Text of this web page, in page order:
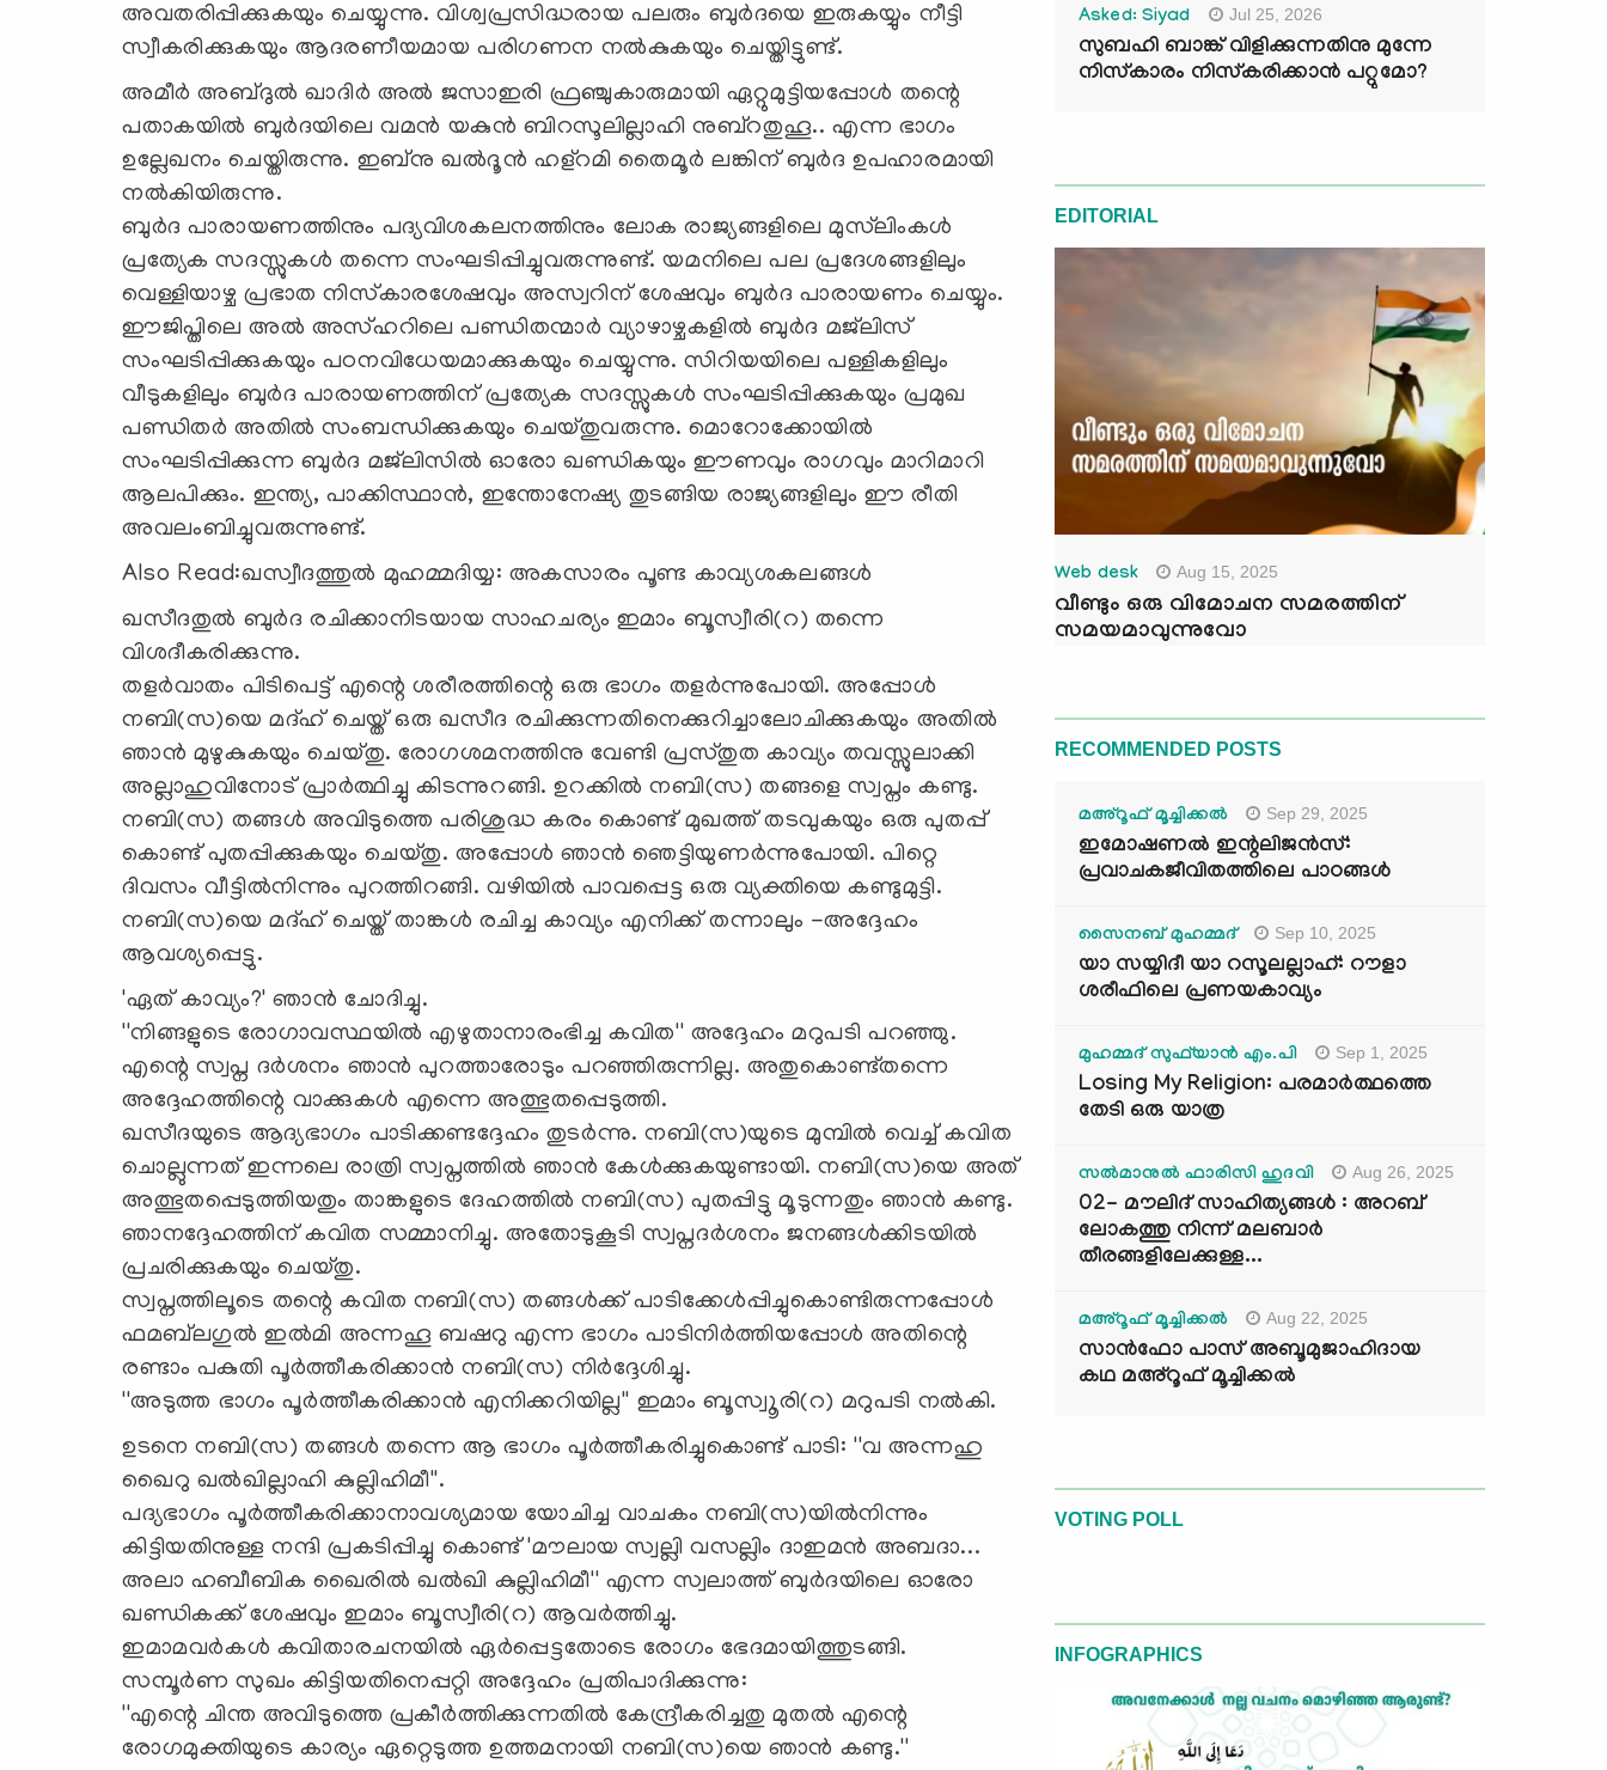
അവതരിപ്പിക്കുകയും ചെയ്യുന്നു. വിശ്വപ്രസിദ്ധരായ പലരും ബുര്‍ദയെ ഇരുകയ്യും നീട്ടി
സ്വീകരിക്കുകയും ആദരണീയമായ പരിഗണന നല്‍കുകയും ചെയ്തിട്ടുണ്ട്.
അമീര്‍ അബ്ദുല്‍ ഖാദിര്‍ അല്‍ ജസാഇരി ഫ്രഞ്ചുകാരുമായി ഏറ്റുമുട്ടിയപ്പോള്‍ തന്റെ
പതാകയില്‍ ബുര്‍ദയിലെ വമന്‍ യകുന്‍ ബിറസൂലില്ലാഹി നുബ്‌റതുഹൂ.. എന്ന ഭാഗം
ഉല്ലേഖനം ചെയ്തിരുന്നു. ഇബ്‌നു ഖല്‍ദൂന്‍ ഹള്‌റമി തൈമൂര്‍ ലങ്കിന് ബുര്‍ദ ഉപഹാരമായി
നല്‍കിയിരുന്നു.
ബുര്‍ദ പാരായണത്തിനും പദ്യവിശകലനത്തിനും ലോക രാജ്യങ്ങളിലെ മുസ്‌ലിംകള്‍
പ്രത്യേക സദസ്സുകള്‍ തന്നെ സംഘടിപ്പിച്ചുവരുന്നുണ്ട്. യമനിലെ പല പ്രദേശങ്ങളിലും
വെള്ളിയാഴ്ച പ്രഭാത നിസ്‌കാരശേഷവും അസ്വറിന് ശേഷവും ബുര്‍ദ പാരായണം ചെയ്യും.
ഈജിപ്തിലെ അല്‍ അസ്ഹറിലെ പണ്ഡിതന്മാര്‍ വ്യാഴാഴ്ചകളില്‍ ബുര്‍ദ മജ്‌ലിസ്
സംഘടിപ്പിക്കുകയും പഠനവിധേയമാക്കുകയും ചെയ്യുന്നു. സിറിയയിലെ പള്ളികളിലും
വീടുകളിലും ബുര്‍ദ പാരായണത്തിന് പ്രത്യേക സദസ്സുകള്‍ സംഘടിപ്പിക്കുകയും പ്രമുഖ
പണ്ഡിതര്‍ അതില്‍ സംബന്ധിക്കുകയും ചെയ്തുവരുന്നു. മൊറോക്കോയില്‍
സംഘടിപ്പിക്കുന്ന ബുര്‍ദ മജ്‌ലിസില്‍ ഓരോ ഖണ്ഡികയും ഈണവും രാഗവും മാറിമാറി
ആലപിക്കും. ഇന്ത്യ, പാക്കിസ്ഥാന്‍, ഇന്തോനേഷ്യ തുടങ്ങിയ രാജ്യങ്ങളിലും ഈ രീതി
അവലംബിച്ചുവരുന്നുണ്ട്.
Also Read:ഖസ്വീദത്തുൽ മുഹമ്മദിയ്യ: അകസാരം പൂണ്ട കാവ്യശകലങ്ങൾ
ഖസീദതുല്‍ ബുര്‍ദ രചിക്കാനിടയായ സാഹചര്യം ഇമാം ബൂസ്വീരി(റ) തന്നെ
വിശദീകരിക്കുന്നു.
തളര്‍വാതം പിടിപെട്ട് എന്റെ ശരീരത്തിന്റെ ഒരു ഭാഗം തളര്‍ന്നുപോയി. അപ്പോള്‍
നബി(സ)യെ മദ്ഹ് ചെയ്ത് ഒരു ഖസീദ രചിക്കുന്നതിനെക്കുറിച്ചാലോചിക്കുകയും അതില്‍
ഞാന്‍ മുഴുകുകയും ചെയ്തു. രോഗശമനത്തിനു വേണ്ടി പ്രസ്തുത കാവ്യം തവസ്സുലാക്കി
അല്ലാഹുവിനോട് പ്രാര്‍ത്ഥിച്ചു കിടന്നുറങ്ങി. ഉറക്കില്‍ നബി(സ) തങ്ങളെ സ്വപ്നം കണ്ടു.
നബി(സ) തങ്ങള്‍ അവിടുത്തെ പരിശുദ്ധ കരം കൊണ്ട് മുഖത്ത് തടവുകയും ഒരു പുതപ്പ്
കൊണ്ട് പുതപ്പിക്കുകയും ചെയ്തു. അപ്പോള്‍ ഞാന്‍ ഞെട്ടിയുണര്‍ന്നുപോയി. പിറ്റെ
ദിവസം വീട്ടില്‍നിന്നും പുറത്തിറങ്ങി. വഴിയില്‍ പാവപ്പെട്ട ഒരു വ്യക്തിയെ കണ്ടുമുട്ടി.
നബി(സ)യെ മദ്ഹ് ചെയ്ത് താങ്കള്‍ രചിച്ച കാവ്യം എനിക്ക് തന്നാലും -അദ്ദേഹം
ആവശ്യപ്പെട്ടു.
'ഏത് കാവ്യം?' ഞാന്‍ ചോദിച്ചു.
''നിങ്ങളുടെ രോഗാവസ്ഥയില്‍ എഴുതാനാരംഭിച്ച കവിത'' അദ്ദേഹം മറുപടി പറഞ്ഞു.
എന്റെ സ്വപ്ന ദര്‍ശനം ഞാന്‍ പുറത്താരോടും പറഞ്ഞിരുന്നില്ല. അതുകൊണ്ട്തന്നെ
അദ്ദേഹത്തിന്റെ വാക്കുകള്‍ എന്നെ അത്ഭുതപ്പെടുത്തി.
ഖസീദയുടെ ആദ്യഭാഗം പാടിക്കണ്ടദ്ദേഹം തുടര്‍ന്നു. നബി(സ)യുടെ മുമ്പില്‍ വെച്ച് കവിത
ചൊല്ലുന്നത് ഇന്നലെ രാത്രി സ്വപ്നത്തില്‍ ഞാന്‍ കേള്‍ക്കുകയുണ്ടായി. നബി(സ)യെ അത്
അത്ഭുതപ്പെടുത്തിയതും താങ്കളുടെ ദേഹത്തില്‍ നബി(സ) പുതപ്പിട്ടു മൂടുന്നതും ഞാന്‍ കണ്ടു.
ഞാനദ്ദേഹത്തിന് കവിത സമ്മാനിച്ചു. അതോടുകൂടി സ്വപ്നദര്‍ശനം ജനങ്ങള്‍ക്കിടയില്‍
പ്രചരിക്കുകയും ചെയ്തു.
സ്വപ്നത്തിലൂടെ തന്റെ കവിത നബി(സ) തങ്ങള്‍ക്ക് പാടിക്കേള്‍പ്പിച്ചുകൊണ്ടിരുന്നപ്പോള്‍
ഫമബ്‌ലഗുല്‍ ഇല്‍മി അന്നഹൂ ബഷറു എന്ന ഭാഗം പാടിനിര്‍ത്തിയപ്പോള്‍ അതിന്റെ
രണ്ടാം പകുതി പൂര്‍ത്തീകരിക്കാന്‍ നബി(സ) നിര്‍ദ്ദേശിച്ചു.
''അടുത്ത ഭാഗം പൂര്‍ത്തീകരിക്കാന്‍ എനിക്കറിയില്ല'' ഇമാം ബൂസ്വൂരി(റ) മറുപടി നല്‍കി.
ഉടനെ നബി(സ) തങ്ങള്‍ തന്നെ ആ ഭാഗം പൂര്‍ത്തീകരിച്ചുകൊണ്ട് പാടി: ''വ അന്നഹു
ഖൈറു ഖല്‍ഖില്ലാഹി കുല്ലിഹിമീ''.
പദ്യഭാഗം പൂര്‍ത്തീകരിക്കാനാവശ്യമായ യോചിച്ച വാചകം നബി(സ)യില്‍നിന്നും
കിട്ടിയതിനുള്ള നന്ദി പ്രകടിപ്പിച്ചു കൊണ്ട് 'മൗലായ സ്വല്ലി വസല്ലിം ദാഇമന്‍ അബദാ...
അലാ ഹബീബിക ഖൈരില്‍ ഖല്‍ഖി കുല്ലിഹിമീ'' എന്ന സ്വലാത്ത് ബുര്‍ദയിലെ ഓരോ
ഖണ്ഡികക്ക് ശേഷവും ഇമാം ബൂസ്വീരി(റ) ആവര്‍ത്തിച്ചു.
ഇമാമവര്‍കള്‍ കവിതാരചനയില്‍ ഏര്‍പ്പെട്ടതോടെ രോഗം ഭേദമായിത്തുടങ്ങി.
സമ്പൂര്‍ണ സുഖം കിട്ടിയതിനെപ്പറ്റി അദ്ദേഹം പ്രതിപാദിക്കുന്നു:
''എന്റെ ചിന്ത അവിടുത്തെ പ്രകീര്‍ത്തിക്കുന്നതില്‍ കേന്ദ്രീകരിച്ചതു മുതല്‍ എന്റെ
രോഗമുക്തിയുടെ കാര്യം ഏറ്റെടുത്ത ഉത്തമനായി നബി(സ)യെ ഞാന്‍ കണ്ടു.''
Asked: Siyad Jul 25, 2026
സുബഹി ബാങ്ക് വിളിക്കുന്നതിനു മുന്നേ
നിസ്കാരം നിസ്കരിക്കാൻ പറ്റുമോ?
EDITORIAL
Web desk Aug 15, 2025
വീണ്ടും ഒരു വിമോചന സമരത്തിന്
സമയമാവുന്നുവോ
RECOMMENDED POSTS
മഅ്റൂഫ് മൂച്ചിക്കല്‍ Sep 29, 2025
ഇമോഷണൽ ഇന്റലിജൻസ്:
പ്രവാചകജീവിതത്തിലെ പാഠങ്ങൾ
സൈനബ് മുഹമ്മദ് Sep 10, 2025
യാ സയ്യിദീ യാ റസൂലല്ലാഹ്: റൗളാ
ശരീഫിലെ പ്രണയകാവ്യം
മുഹമ്മദ് സുഫ്‌യാൻ എം.പി Sep 1, 2025
Losing My Religion: പരമാർത്ഥത്തെ
തേടി ഒരു യാത്ര
സൽമാനുൽ ഫാരിസി ഹുദവി Aug 26, 2025
02- മൗലിദ് സാഹിത്യങ്ങൾ : അറബ്
ലോകത്തു നിന്ന് മലബാർ
തീരങ്ങളിലേക്കുള്ള...
മഅ്റൂഫ് മൂച്ചിക്കല്‍ Aug 22, 2025
സാൻഫോ പാസ് അബൂമുജാഹിദായ
കഥ മഅ്റൂഫ് മൂച്ചിക്കല്‍
VOTING POLL
INFOGRAPHICS